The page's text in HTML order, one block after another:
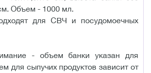
Объем - 1000 мл.
для СВЧ и посудомоечных
- объем банки указан для
для сыпучих продуктов зависит от